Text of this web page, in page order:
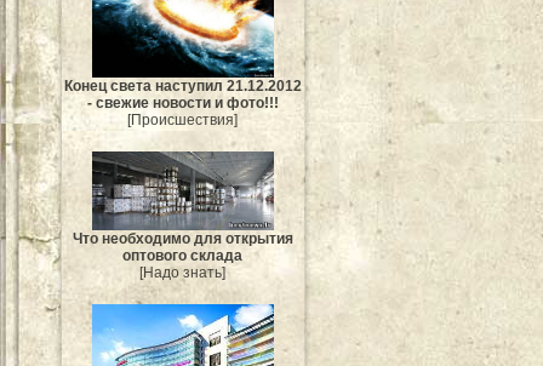
Конец света наступил 21.12.2012
- свежие новости и фото!!!
[Происшествия]
Что необходимо для открытия
оптового склада
[Надо знать]